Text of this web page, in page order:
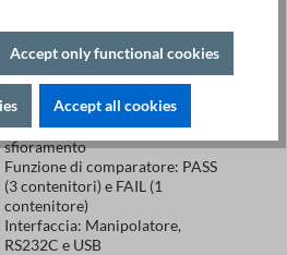
1.450,00 €*
Campo di misura: 100kΩ - 10TΩ
Gamma di tensione: 1V - 1000V
4.Display a colori da 3" a
sfioramento
Funzione di comparatore: PASS
(3 contenitori) e FAIL (1
contenitore)
Interfaccia: Manipolatore,
RS232C e USB
Accept only functional cookies
Accept all cookies